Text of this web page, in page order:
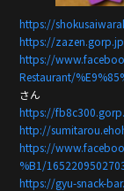
https://
https://
https://
Restaurant/
さん
https://
http://
https://
%B1/
https://gyu-snack-